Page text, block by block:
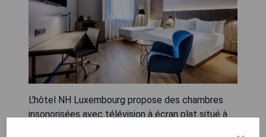
L'hôtel NH Luxembourg propose des chambres
insonorisées avec télévision à écran plat situé à